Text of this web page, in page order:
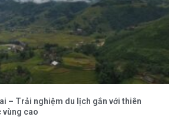
– Trải nghiệm du lịch gắn với thiên
vùng cao